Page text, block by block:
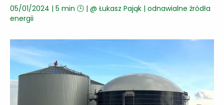
05/01/2024 | 5 min 🕒 | @ Łukasz Pająk | odnawialne źródła
energii